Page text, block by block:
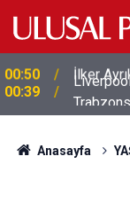
00:39
Anasayfa